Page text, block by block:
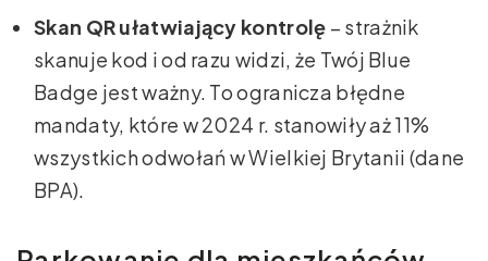
Skan QR ułatwiający kontrolę – strażnik
skanuje kod i od razu widzi, że Twój Blue
Badge jest ważny. To ogranicza błędne
mandaty, które w 2024 r. stanowiły aż 11%
wszystkich odwołań w Wielkiej Brytanii (dane
BPA).